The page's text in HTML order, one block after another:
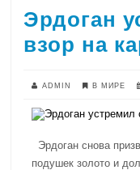
Эрдоган
взор на
ADMIN В МИРЕ
Эрдоган снова
подушек золото и